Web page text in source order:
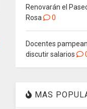
Renovarán el
Rosa
0
Docentes
discutir salarios
MAS
1